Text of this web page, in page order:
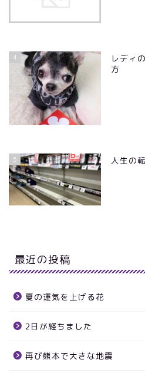
4
レディ
方
5 人生の
最近の投稿
夏の運気を上げる花
2日が経ちました
再び熊本で大きな地震